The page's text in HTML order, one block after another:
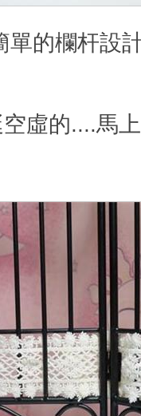
單的欄杆設
虛的....馬